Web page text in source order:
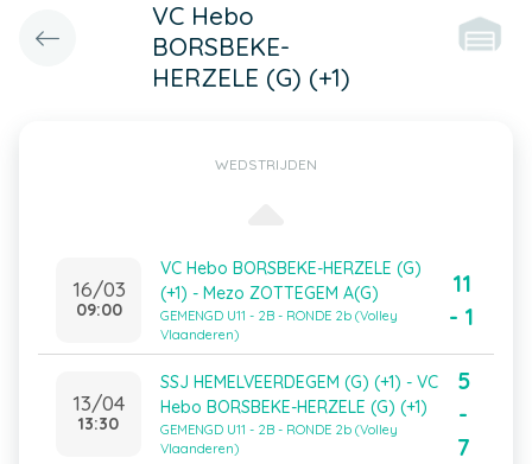
VC Hebo
BORSBEKE-
HERZELE (G) (+1)
WEDSTRIJDEN
16/03
09:00
VC Hebo BORSBEKE-HERZELE (G)
(+1) - Mezo ZOTTEGEM A(G)
GEMENGD U11 - 2B - RONDE 2b (Volley
Vlaanderen)
11
- 1
13/04
13:30
SSJ HEMELVEERDEGEM (G) (+1) - VC
Hebo BORSBEKE-HERZELE (G) (+1)
GEMENGD U11 - 2B - RONDE 2b (Volley
Vlaanderen)
5
-
7